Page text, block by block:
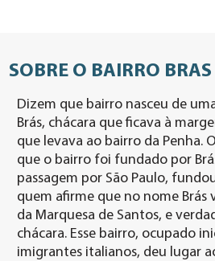
SOBRE O BAIRRO BRAS
Dizem que bairro nasceu de
Brás, chácara que ficava à
que levava ao bairro da Penha.
que o bairro foi fundado por
passagem por São Paulo,
quem afirme que no nome Brás
da Marquesa de Santos, e
chácara. Esse bairro, ocupado
imigrantes italianos, deu lugar